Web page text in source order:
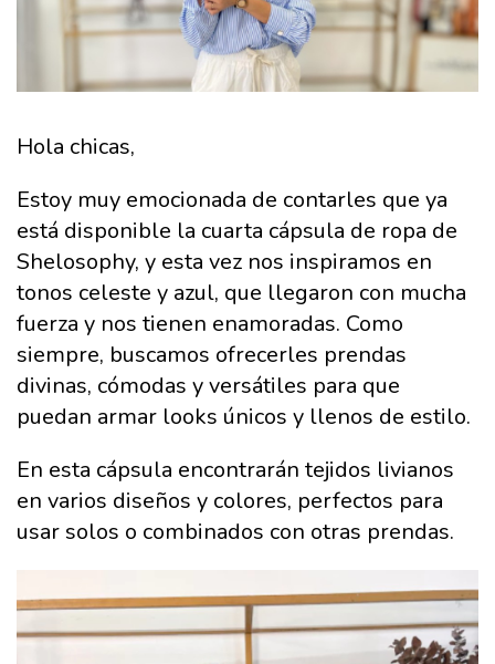
Hola chicas,
Estoy muy emocionada de contarles que ya
está disponible la cuarta cápsula de ropa de
Shelosophy, y esta vez nos inspiramos en
tonos celeste y azul, que llegaron con mucha
fuerza y nos tienen enamoradas. Como
siempre, buscamos ofrecerles prendas
divinas, cómodas y versátiles para que
puedan armar looks únicos y llenos de estilo.
En esta cápsula encontrarán tejidos livianos
en varios diseños y colores, perfectos para
usar solos o combinados con otras prendas.